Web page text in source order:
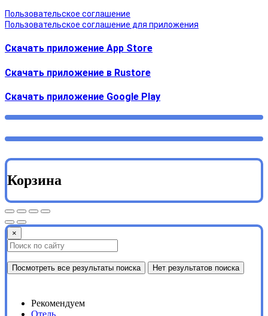
Пользовательское соглашение
Пользовательское соглашение для приложения
Скачать приложение App Store
Скачать приложение в Rustore
Cкачать приложение Google Play
Корзина
×
Посмотреть все результаты поиска Нет результатов поиска
Рекомендуем
Отель